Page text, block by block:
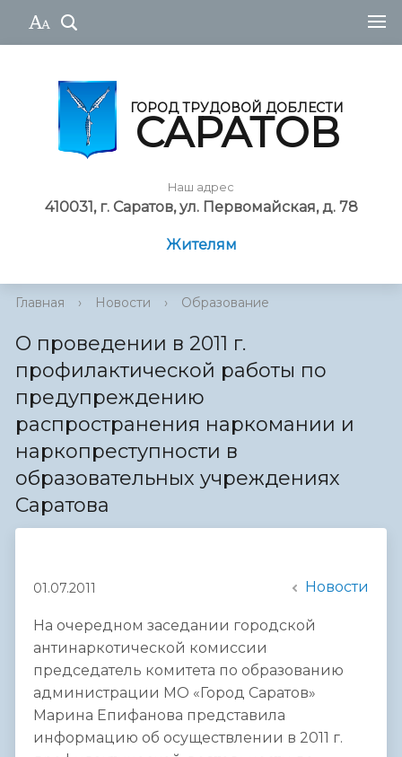
ГОРОД ТРУДОВОЙ ДОБЛЕСТИ
САРАТОВ
Наш адрес
410031, г. Саратов, ул. Первомайская, д. 78
Жителям
Главная › Новости › Образование
О проведении в 2011 г.
профилактической работы по
предупреждению
распространения наркомании и
наркопреступности в
образовательных учреждениях
Саратова
01.07.2011 Новости
На очередном заседании городской
антинаркотической комиссии
председатель комитета по образованию
администрации МО «Город Саратов»
Марина Епифанова представила
информацию об осуществлении в 2011 г.